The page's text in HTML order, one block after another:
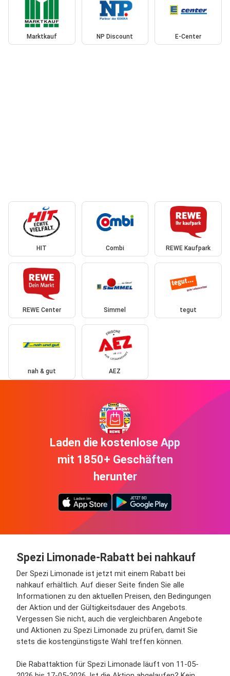
Marktkauf NP Discount E-Center
HIT Combi REWE Kaufpark
REWE Center Simmel tegut
nah & gut AEZ
Laden die kostenlose App
mit 1850+ Geschäften
herunter
Spezi Limonade-Rabatt bei nahkauf
Der Spezi Limonade ist jetzt mit einem Rabatt bei
nahkauf erhältlich. Auf dieser Seite finden Sie alle
Informationen zu den aktuellen Preisen, den Bedingungen
der Aktion und der Gültigkeitsdauer des Angebots.
Vergessen Sie nicht, auch die vergleichbaren Angebote
und Aktionen zu Spezi Limonade zu prüfen, damit Sie
stets die kostengünstigste Wahl treffen können.
Die Rabattaktion für Spezi Limonade läuft von 11-05-